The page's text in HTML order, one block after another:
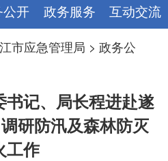
开 政务服务 互动交流
市应急管理局 >政务公
记、局长程进赴遂
研防汛及森林防灭
工作